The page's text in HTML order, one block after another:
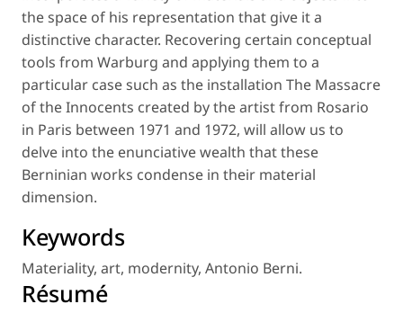
the space of his representation that give it a
distinctive character. Recovering certain conceptual
tools from Warburg and applying them to a
particular case such as the installation The Massacre
of the Innocents created by the artist from Rosario
in Paris between 1971 and 1972, will allow us to
delve into the enunciative wealth that these
Berninian works condense in their material
dimension.
Keywords
Materiality, art, modernity, Antonio Berni.
Résumé